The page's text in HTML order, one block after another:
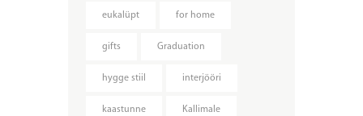
eukalüpt for home
gifts Graduation
hygge stiil interjööri
kaastunne Kallimale